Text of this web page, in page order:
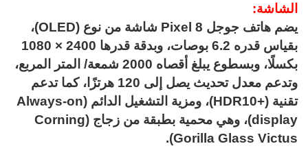
الشاشة:
يضم هاتف جوجل Pixel 8 شاشة من نوع (OLED)،
بقياس قدره 6.2 بوصات، وبدقة قدرها 2400 × 1080
بكسلًا، وبسطوع يبلغ أقصاه 2000 شمعة/ المتر المربع،
وتدعم معدل تحديث يصل إلى 120 هرتزًا، كما تدعم
تقنية (+HDR10)، ومزية التشغيل الدائم (Always-on
display)، وهي محمية بطبقة من زجاج (Corning
Gorilla Glass Victus).